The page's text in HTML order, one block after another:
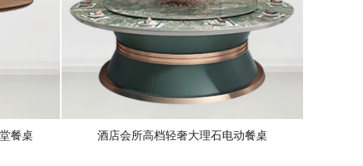
餐桌 酒店会所高档轻奢大理石电动餐桌